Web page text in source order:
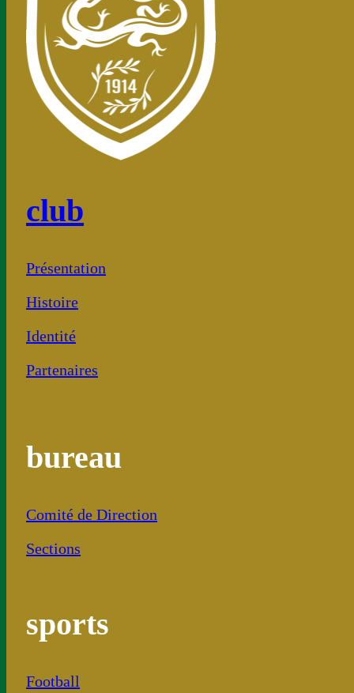
club
Présentation
Histoire
Identité
Partenaires
bureau
Comité de Direction
Sections
sports
Football